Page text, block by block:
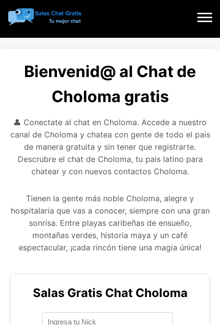
Bienvenid@ al Chat de
Choloma gratis
👤 Conectate al chat en Choloma. Accede a nuestro
canal de Choloma y chatea con gente de todo el pais
de manera gratuita y sin tener que registrarte.
Descrubre el chat de Choloma, tu pais latino para
chatear y con nuevos contactos Choloma.
Tienen la gente más noble Choloma, alegre y
hospitalaria que vas a conocer, siempre con una gran
sonrisa. Entre playas caribeñas de ensueño,
montañas verdes, historia maya y un café
espectacular, ¡cada rincón tiene una magia única!
Salas Gratis Chat Choloma